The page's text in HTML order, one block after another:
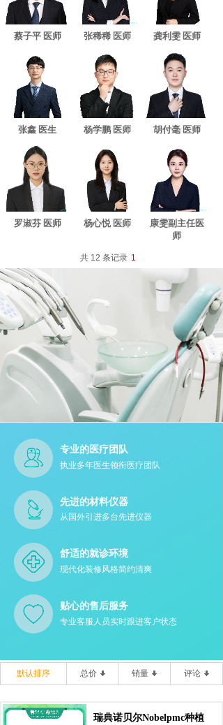
蔡子平 医师 张稀稀 医师 龚利雯 医师
张鑫 医生 杨学鹏 医师 胡付毫 医师
罗淑芬 医师 杨心悦 医师
康雯副主任医
师
共 12 条记录 1
专业客服人员实时跟进客户状态
贴心的售后服务
先进的材料仪器
执业多年医生领衔医疗团队
专业的医疗团队
从国外引进多台先进仪器
现代化装修风格简约清爽
舒适的就诊环境
默认排序 总价 销量 评论
瑞典诺贝尔Nobelpmc种植